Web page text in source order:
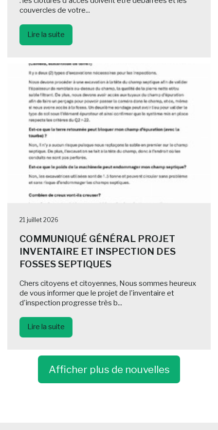
couvercles de votre...
Lire la suite
21 juillet 2026
COMMUNIQUÉ GÉNÉRAL PROJET
INVENTAIRE ET INSPECTION DES
FOSSES SEPTIQUES
Chers citoyens et citoyennes, Nous sommes heureux
de vous informer que le projet de l'inventaire et
d'inspection progresse très b...
Lire la suite
Afficher plus de nouvelles